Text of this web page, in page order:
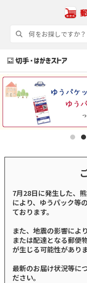
7月28日に発生した、
により、ゆうパック等
ております。
また、地震の影響によ
または配達となる郵便
が生じる可能性がありま
最新のお届け状況等に
ださい。